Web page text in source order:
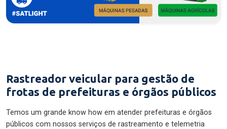
Rastreador veicular para gestão de
frotas de prefeituras e órgãos públicos
Temos um grande know how em atender prefeituras e órgãos
públicos com nossos serviços de rastreamento e telemetria